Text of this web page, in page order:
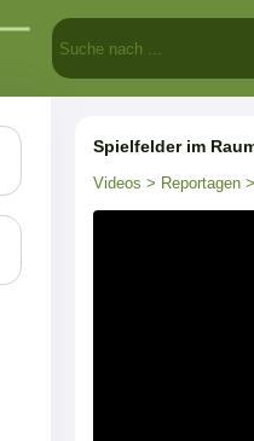
Spielfelder im
Videos > Reportagen